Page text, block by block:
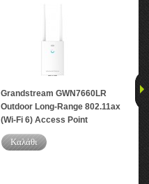
Grandstream GWN7660LR
Outdoor Long-Range 802.11ax
(Wi-Fi 6) Access Point
Καλάθι